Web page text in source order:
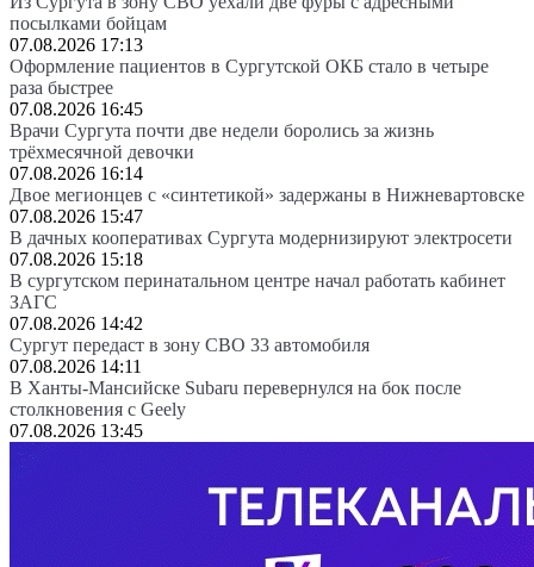
посылками бойцам
07.08.2026 17:13
Оформление пациентов в Сургутской ОКБ стало в четыре
раза быстрее
07.08.2026 16:45
Врачи Сургута почти две недели боролись за жизнь
трёхмесячной девочки
07.08.2026 16:14
Двое мегионцев с «синтетикой» задержаны в Нижневартовске
07.08.2026 15:47
В дачных кооперативах Сургута модернизируют электросети
07.08.2026 15:18
В сургутском перинатальном центре начал работать кабинет
ЗАГС
07.08.2026 14:42
Сургут передаст в зону СВО 33 автомобиля
07.08.2026 14:11
В Ханты-Мансийске Subaru перевернулся на бок после
столкновения с Geely
07.08.2026 13:45